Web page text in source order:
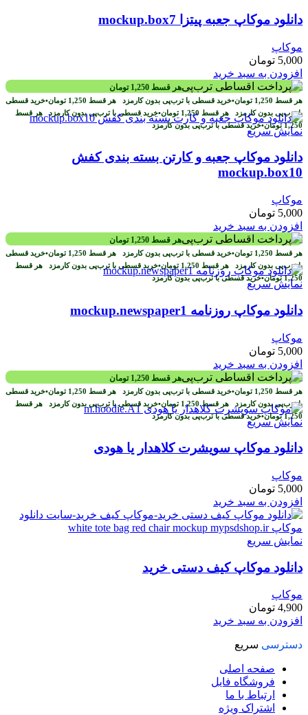
دانلود موکاپ جعبه پیتزا mockup.box7
موکاپ
5,000 تومان
افزودن به سبد خرید
هر قسط 1,250 تومان
هر قسط 1,250 تومان•خرید قسطی با ترب‌پی بدون کارمزد هر قسط 1,250 تومان•خرید قسطی
با ترب‌پی بدون کارمزد هر قسط 1,250 تومان•خرید قسطی با ترب‌پی بدون کارمزد هر قسط
1,250 تومان•خرید قسطی با ترب‌پی بدون کارمزدنمایش سریع
دانلود موکاپ جعبه و کارتن بسته بندی کفش
mockup.box10
موکاپ
5,000 تومان
افزودن به سبد خرید
هر قسط 1,250 تومان
هر قسط 1,250 تومان•خرید قسطی با ترب‌پی بدون کارمزد هر قسط 1,250 تومان•خرید قسطی
با ترب‌پی بدون کارمزد هر قسط 1,250 تومان•خرید قسطی با ترب‌پی بدون کارمزد هر قسط
1,250 تومان•خرید قسطی با ترب‌پی بدون کارمزدنمایش سریع
دانلود موکاپ روزنامه mockup.newspaper1
موکاپ
5,000 تومان
افزودن به سبد خرید
هر قسط 1,250 تومان
هر قسط 1,250 تومان•خرید قسطی با ترب‌پی بدون کارمزد هر قسط 1,250 تومان•خرید قسطی
با ترب‌پی بدون کارمزد هر قسط1,250 تومان•خرید قسطی با ترب‌پی بدون کارمزد هر قسط
1,250 تومان•خرید قسطی با ترب‌پی بدون کارمزدنمایش سریع
دانلود موکاپ سویشرت کلاهدار یا هودی
موکاپ
5,000 تومان
افزودن به سبد خرید
نمایش سریع
دانلود موکاپ کیف دستی خرید
موکاپ
4,900 تومان
افزودن به سبد خرید
دسترسی سریع
صفحه اصلی
فروشگاه فایل
ارتباط با ما
اشتراک ویژه